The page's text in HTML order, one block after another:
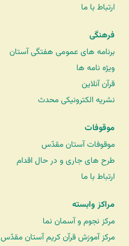
ارتباط با ما
فرهنگی
برنامه های عمومی هفتگی آستان
ویژه نامه ها
قرآن آنلاین
نشریه الکترونیکی محدث
موقوفات
موقوفات آستان مقدّس
طرح های جاری و در حال اقدام
ارتباط با ما
مراکز وابسته
مرکز نجوم و آسمان نما
مرکز آموزش قرآن کریم آستان مقدّس